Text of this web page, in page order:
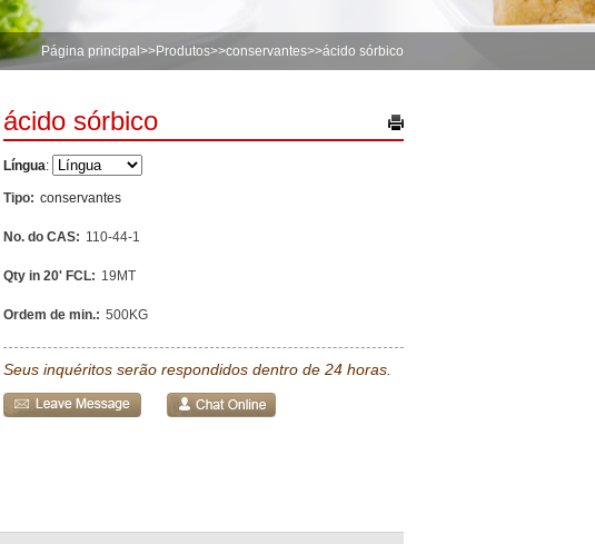
Página principal >>Produtos>>conservantes>>ácido sórbico
ácido sórbico
Língua:
Tipo: conservantes
No. do CAS: 110-44-1
Qty in 20' FCL: 19MT
Ordem de min.: 500KG
Seus inquéritos serão respondidos dentro de 24 horas.